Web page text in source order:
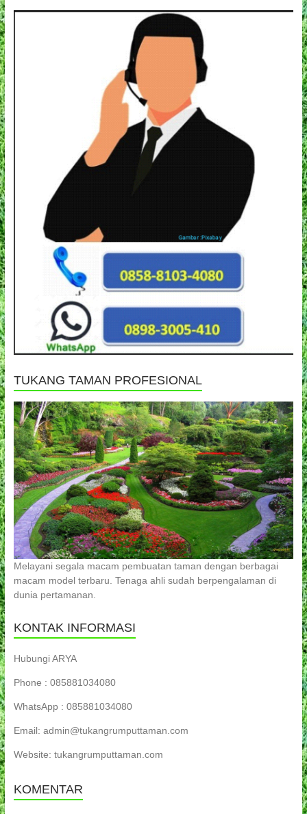
TUKANG TAMAN PROFESIONAL
Melayani segala macam pembuatan taman dengan berbagai
macam model terbaru. Tenaga ahli sudah berpengalaman di
dunia pertamanan.
KONTAK INFORMASI
Hubungi ARYA
Phone : 085881034080
WhatsApp : 085881034080
Email: admin@tukangrumputtaman.com
Website: tukangrumputtaman.com
KOMENTAR